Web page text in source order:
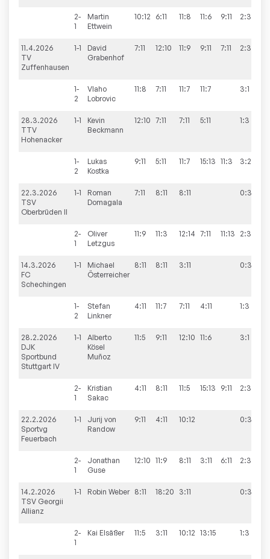
2-
1
Martin
Ettwein
10:12 6:11 11:8 11:6 9:11 2:3
11.4.2026
TV
Zuffenhausen
1-1
David
Grabenhof
7:11 12:10 11:9 9:11 7:11 2:3
1-
2
Vlaho
Lobrovic
11:8 7:11 11:7 11:7 3:1
28.3.2026
TTV
Hohenacker
1-1
Kevin
Beckmann
12:10 7:11 7:11 5:11 1:3
1-
2
Lukas
Kostka
9:11 5:11 11:7 15:13 11:3 3:2
22.3.2026
TSV
Oberbrüden II
1-1
Roman
Domagala
7:11 8:11 8:11 0:3
2-
1
Oliver
Letzgus
11:9 11:3 12:14 7:11 11:13 2:3
14.3.2026
FC
Schechingen
1-1
Michael
Österreicher
8:11 8:11 3:11 0:3
1-
2
Stefan
Linkner
4:11 11:7 7:11 4:11 1:3
28.2.2026
DJK
Sportbund
Stuttgart IV
1-1
Alberto
Kösel
Muñoz
11:5 9:11 12:10 11:6 3:1
2-
1
Kristian
Sakac
4:11 8:11 11:5 15:13 9:11 2:3
22.2.2026
Sportvg
Feuerbach
1-1
Jurij von
Randow
9:11 4:11 10:12 0:3
2-
1
Jonathan
Guse
12:10 11:9 8:11 3:11 6:11 2:3
14.2.2026
TSV Georgii
Allianz
1-1 Robin Weber 8:11 18:20 3:11 0:3
2-
1
Kai Elsäßer 11:5 3:11 10:12 13:15 1:3